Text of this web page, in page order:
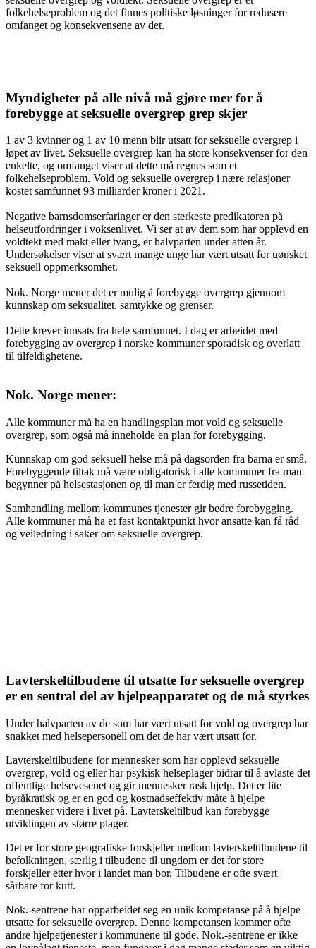
folkehelseproblem og det finnes politiske løsninger for redusere
omfanget og konsekvensene av det.
Myndigheter på alle nivå må gjøre mer for å
forebygge at seksuelle overgrep grep skjer
1 av 3 kvinner og 1 av 10 menn blir utsatt for seksuelle overgrep i
løpet av livet. Seksuelle overgrep kan ha store konsekvenser for den
enkelte, og omfanget viser at dette må regnes som et
folkehelseproblem. Vold og seksuelle overgrep i nære relasjoner
kostet samfunnet 93 milliarder kroner i 2021.
Negative barnsdomserfaringer er den sterkeste predikatoren på
helseutfordringer i voksenlivet. Vi ser at av dem som har opplevd en
voldtekt med makt eller tvang, er halvparten under atten år.
Undersøkelser viser at svært mange unge har vært utsatt for uønsket
seksuell oppmerksomhet.
Nok. Norge mener det er mulig å forebygge overgrep gjennom
kunnskap om seksualitet, samtykke og grenser.
Dette krever innsats fra hele samfunnet. I dag er arbeidet med
forebygging av overgrep i norske kommuner sporadisk og overlatt
til tilfeldighetene.
Nok. Norge mener:
Alle kommuner må ha en handlingsplan mot vold og seksuelle
overgrep, som også må inneholde en plan for forebygging.
Kunnskap om god seksuell helse må på dagsorden fra barna er små.
Forebyggende tiltak må være obligatorisk i alle kommuner fra man
begynner på helsestasjonen og til man er ferdig med russetiden.
Samhandling mellom kommunes tjenester gir bedre forebygging.
Alle kommuner må ha et fast kontaktpunkt hvor ansatte kan få råd
og veiledning i saker om seksuelle overgrep.
Lavterskeltilbudene til utsatte for seksuelle overgrep
er en sentral del av hjelpeapparatet og de må styrkes
Under halvparten av de som har vært utsatt for vold og overgrep har
snakket med helsepersonell om det de har vært utsatt for.
Lavterskeltilbudene for mennesker som har opplevd seksuelle
overgrep, vold og eller har psykisk helseplager bidrar til å avlaste det
offentlige helsevesenet og gir mennesker rask hjelp. Det er lite
byråkratisk og er en god og kostnadseffektiv måte å hjelpe
mennesker videre i livet på. Lavterskeltilbud kan forebygge
utviklingen av større plager.
Det er for store geografiske forskjeller mellom lavterskeltilbudene til
befolkningen, særlig i tilbudene til ungdom er det for store
forskjeller etter hvor i landet man bor. Tilbudene er ofte svært
sårbare for kutt.
Nok.-sentrene har opparbeidet seg en unik kompetanse på å hjelpe
utsatte for seksuelle overgrep. Denne kompetansen kommer ofte
andre hjelpetjenester i kommunene til gode. Nok.-sentrene er ikke